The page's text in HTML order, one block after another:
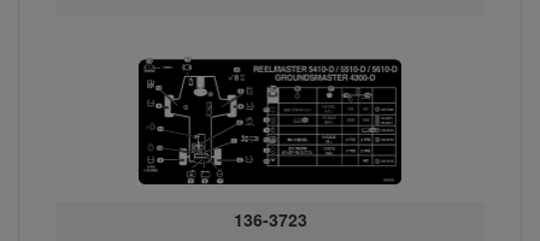
136-3723